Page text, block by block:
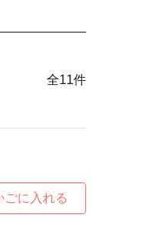
全11件
ごに入れる